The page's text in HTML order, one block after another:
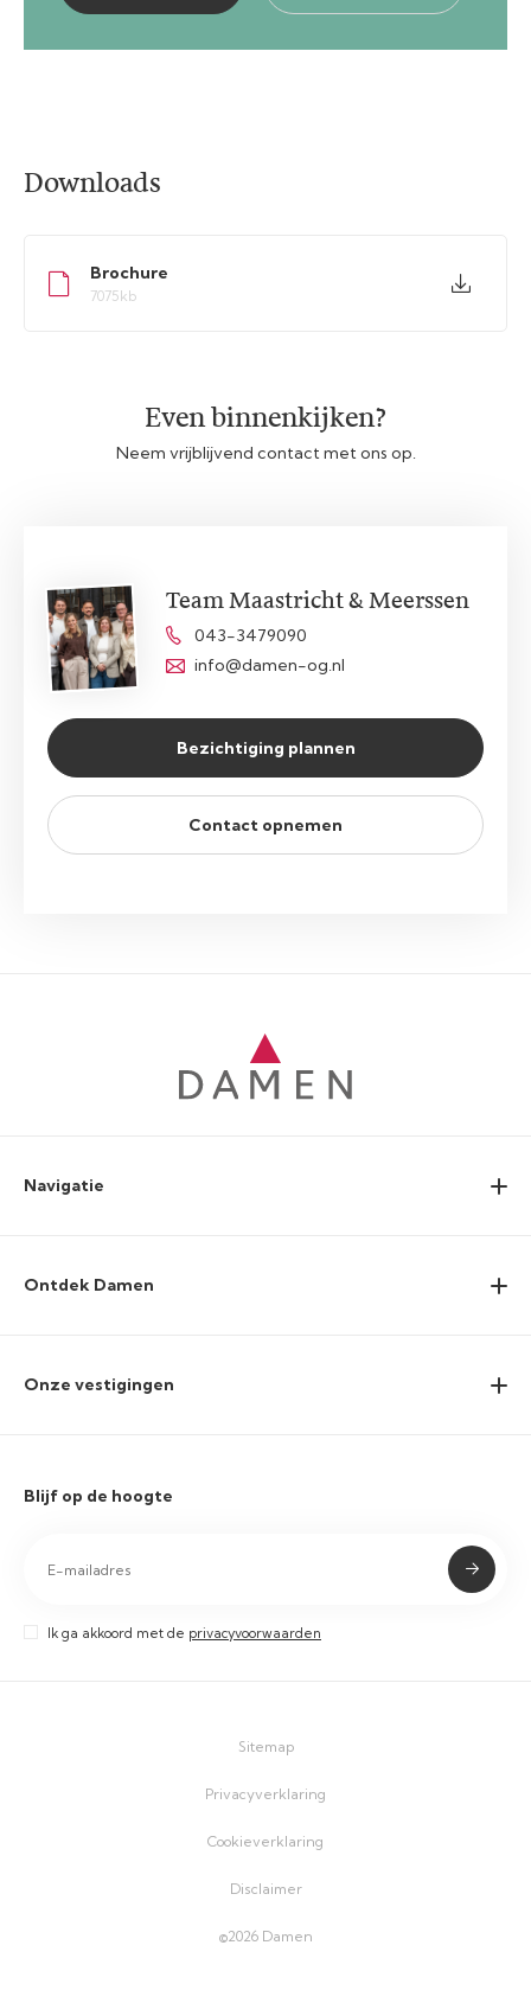
Downloads
Brochure
7075kb
Even binnenkijken?
Neem vrijblijvend contact met ons op.
Team Maastricht & Meerssen
043-3479090
info@damen-og.nl
Bezichtiging plannen
Contact opnemen
Navigatie
Ontdek Damen
Onze vestigingen
Blijf op de hoogte
Ik ga akkoord met de privacyvoorwaarden
©2026 Damen
Sitemap
Privacyverklaring
Cookieverklaring
Disclaimer